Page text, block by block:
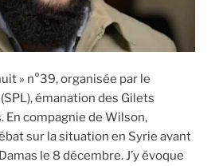
» n°39, organisée par le
émanation des Gilets
En compagnie de Wilson,
sur la situation en Syrie avant
le 8 décembre. J’y évoque